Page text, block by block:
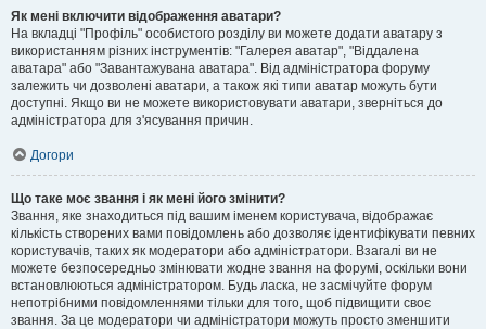
Як мені включити відображення аватари?
На вкладці "Профіль" особистого розділу ви можете додати аватару з
використанням різних інструментів: "Галерея аватар", "Віддалена
аватара" або "Завантажувана аватара". Від адміністратора форуму
залежить чи дозволені аватари, а також які типи аватар можуть бути
доступні. Якщо ви не можете використовувати аватари, зверніться до
адміністратора для з'ясування причин.
Догори
Що таке моє звання і як мені його змінити?
Звання, яке знаходиться під вашим іменем користувача, відображає
кількість створених вами повідомлень або дозволяє ідентифікувати певних
користувачів, таких як модератори або адміністратори. Взагалі ви не
можете безпосередньо змінювати жодне звання на форумі, оскільки вони
встановлюються адміністратором. Будь ласка, не засмічуйте форум
непотрібними повідомленнями тільки для того, щоб підвищити своє
звання. За це модератори чи адміністратори можуть просто зменшити